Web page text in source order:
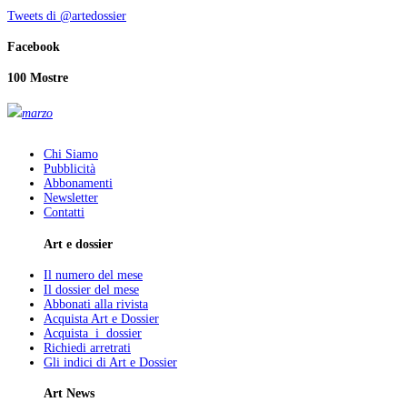
Tweets di @artedossier
Facebook
100 Mostre
marzo
Chi Siamo
Pubblicità
Abbonamenti
Newsletter
Contatti
Art e dossier
Il numero del mese
Il dossier del mese
Abbonati alla rivista
Acquista Art e Dossier
Acquista i dossier
Richiedi arretrati
Gli indici di Art e Dossier
Art News